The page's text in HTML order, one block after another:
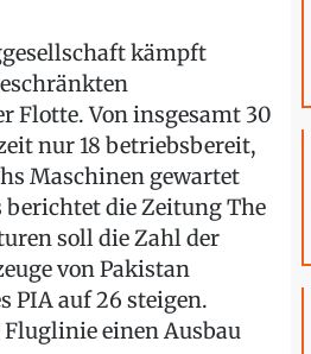
kämpft
Flotte. Von insgesamt 30
nur 18 betriebsbereit,
Maschinen gewartet
berichtet die Zeitung The
soll die Zahl der
von Pakistan
auf 26 steigen.
einen Ausbau